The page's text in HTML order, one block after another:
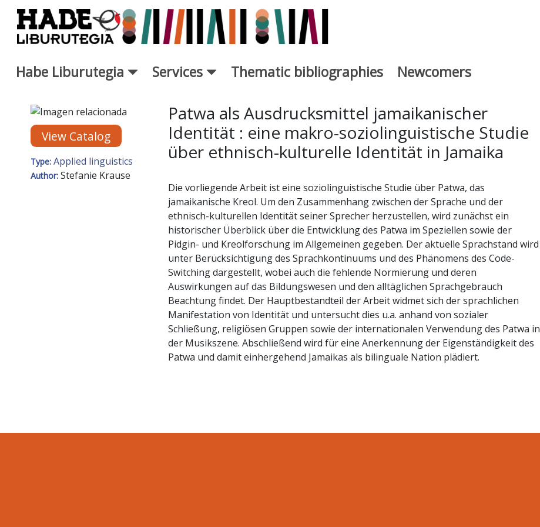
Skip to Main Content
Habe Liburutegia Services Thematic bibliographies Newcomers
New Books Card - Liburutegia
View Catalog
Type: Applied linguistics
Author: Stefanie Krause
Patwa als Ausdrucksmittel jamaikanischer
Identität : eine makro-soziolinguistische Studie
über ethnisch-kulturelle Identität in Jamaika
Die vorliegende Arbeit ist eine soziolinguistische Studie über Patwa, das
jamaikanische Kreol. Um den Zusammenhang zwischen der Sprache und der
ethnisch-kulturellen Identität seiner Sprecher herzustellen, wird zunächst ein
historischer Überblick über die Entwicklung des Patwa im Speziellen sowie der
Pidgin- und Kreolforschung im Allgemeinen gegeben. Der aktuelle Sprachstand wird
unter Berücksichtigung des Sprachkontinuums und des Phänomens des Code-
Switching dargestellt, wobei auch die fehlende Normierung und deren
Auswirkungen auf das Bildungswesen und den alltäglichen Sprachgebrauch
Beachtung findet. Der Hauptbestandteil der Arbeit widmet sich der sprachlichen
Manifestation von Identität und untersucht dies u.a. anhand von sozialer
Schließung, religiösen Gruppen sowie der internationalen Verwendung des Patwa in
der Musikszene. Abschließend wird für eine Anerkennung der Eigenständigkeit des
Patwa und damit einhergehend Jamaikas als bilinguale Nation plädiert.